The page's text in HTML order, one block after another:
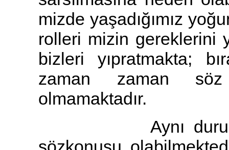
mizde yaşadığımız
rolleri mizin gereklerini
bizleri yıpratmakta;
zaman zaman
olmamaktadır.
Aynı durum